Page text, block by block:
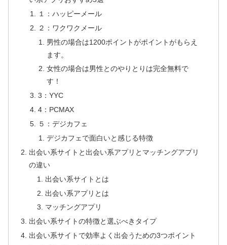
１：ハッピーメール
２：ワクワクメール
男性の場合は1200ポイントがポイントがもらえ
ます。
女性の場合は男性とのやりとりは完全無料で
す！
3：YYC
4：PCMAX
５：デジカフェ
デジカフェで面白いと感じる特徴
出会い系サイトと出会い系アプリとマッチングアプリ
の違い
出会い系サイトとは
出会い系アプリとは
マッチングアプリ
出会い系サイトの特徴と選ぶべきタイプ
出会い系サイトで効率よく出会うための3つポイント